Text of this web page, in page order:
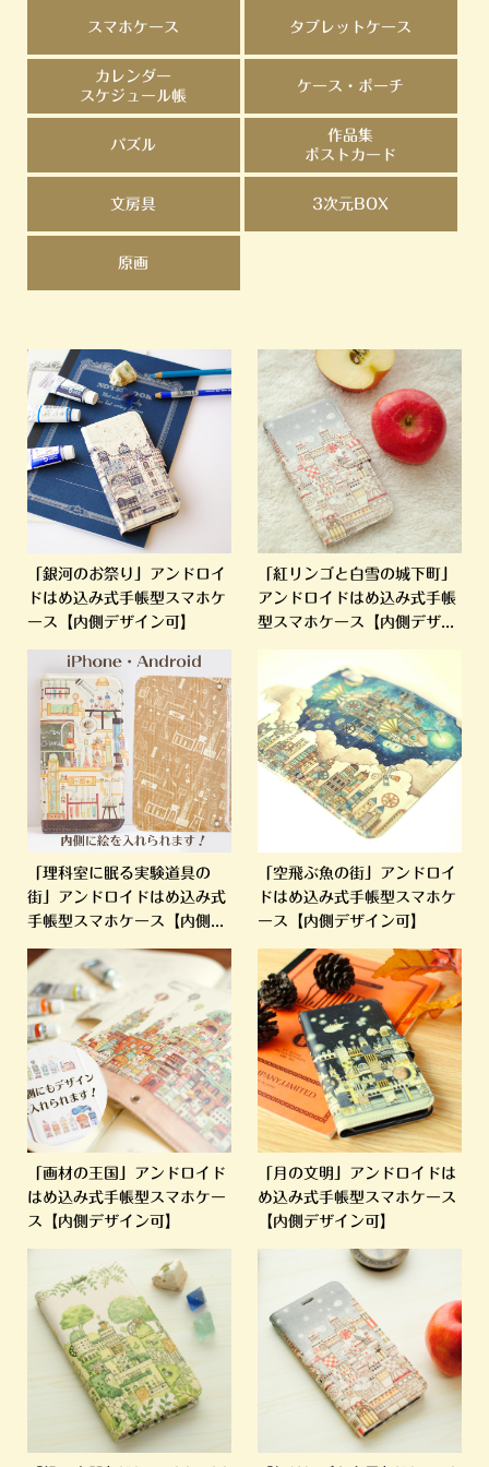
スマホケース タブレットケース
カレンダー
スケジュール帳
ケース・ポーチ
パズル
作品集
ポストカード
文房具 3次元BOX
原画
「銀河のお祭り」アンドロイ
ドはめ込み式手帳型スマホケ
ース【内側デザイン可】
「紅リンゴと白雪の城下町」
アンドロイドはめ込み式手帳
型スマホケース【内側デザ...
「理科室に眠る実験道具の
街」アンドロイドはめ込み式
手帳型スマホケース【内側...
「空飛ぶ魚の街」アンドロイ
ドはめ込み式手帳型スマホケ
ース【内側デザイン可】
「画材の王国」アンドロイド
はめ込み式手帳型スマホケー
ス【内側デザイン可】
「月の文明」アンドロイドは
め込み式手帳型スマホケース
【内側デザイン可】